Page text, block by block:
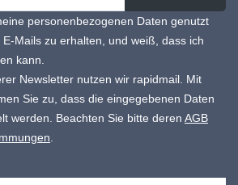
personenbezogenen Daten genutzt
Mails zu erhalten, und weiß, dass ich
kann.
Newsletter nutzen wir rapidmail. Mit
Sie zu, dass die eingegebenen Daten
werden. Beachten Sie bitte deren AGB